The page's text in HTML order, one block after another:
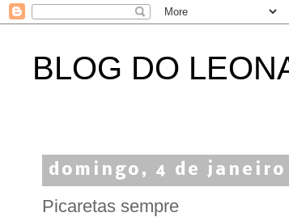
BLOG DO
domingo, 4 de janeiro
Picaretas sempre